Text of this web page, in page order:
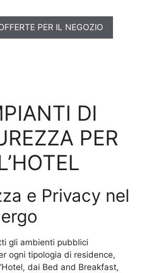
PER IL NEGOZIO
DI
PER
e Privacy nel
gli ambienti pubblici
ogni tipologia di residence,
dai Bed and Breakfast,